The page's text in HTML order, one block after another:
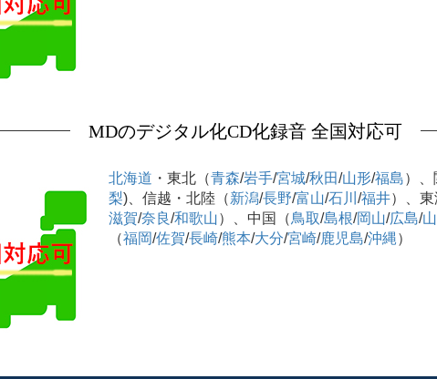
MDのデジタル化CD化録音 全国対応可
北海道 ・東北（青森/岩手/宮城/秋田/山形/福島）、
梨)、信越・北陸（新潟/長野/富山/石川 /福井）、東
滋賀/奈良/和歌山）、中国（鳥取/島根/岡山/広島/
（福岡/佐賀/長崎/熊本/大分/宮崎/鹿児島/沖縄）